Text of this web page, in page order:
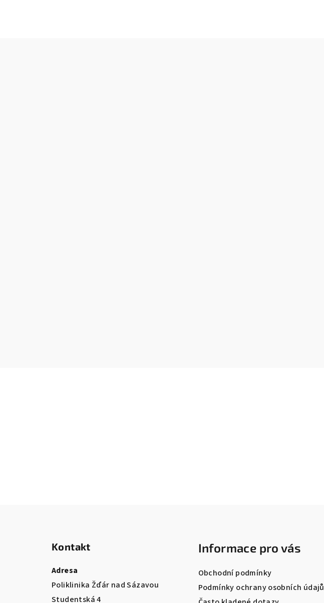
Kontakt
Adresa
Poliklinika Žďár nad Sázavou
Studentská 4
Informace pro vás
Obchodní podmínky
Podmínky ochrany osobních údajů